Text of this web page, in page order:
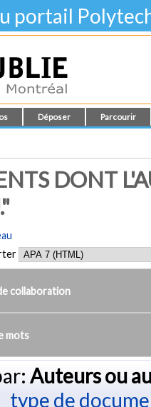
portail
Déposer Parcourir
DONT
collaboration
mots
Auteurs ou
type de